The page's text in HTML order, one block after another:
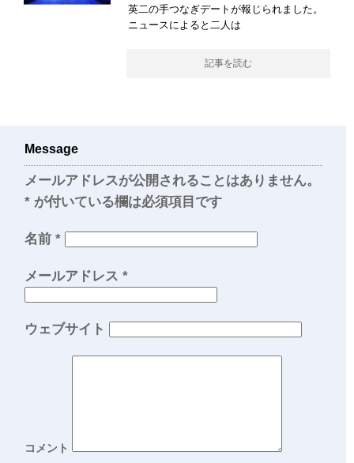
英二の手つなぎデートが報じられました。
ニュースによると二人は
記事を読む
Message
メールアドレスが公開されることはありません。
* が付いている欄は必須項目です
名前 *
メールアドレス *
ウェブサイト
コメント